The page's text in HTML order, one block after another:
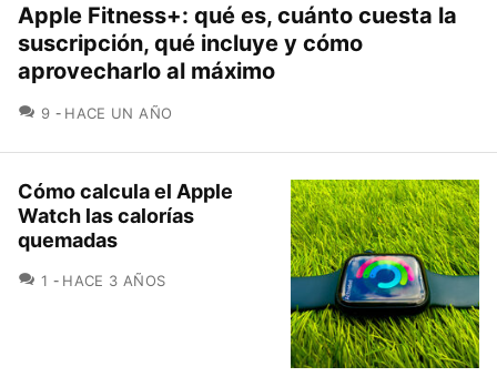
Apple Fitness+: qué es, cuánto cuesta la
suscripción, qué incluye y cómo
aprovecharlo al máximo
9 COMENTARIOS
HACE UN AÑO
Cómo calcula el Apple
Watch las calorías
quemadas
1 COMENTARIOS
HACE 3 AÑOS